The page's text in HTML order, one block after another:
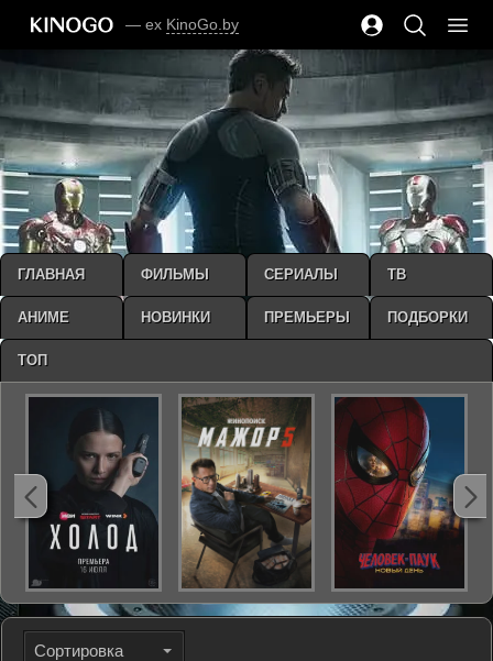
— ex KinoGo.by
Сортировка
ГЛАВНАЯ ФИЛЬМЫ СЕРИАЛЫ ТВ
АНИМЕ НОВИНКИ ПРЕМЬЕРЫ ПОДБОРКИ
ТОП